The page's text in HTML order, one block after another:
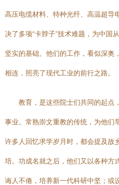
高压电缆材料、特种光纤、高温超导
决了多项“卡脖子”技术难题，为中国
坚实的基础。他们的工作，看似深奥
相连，照亮了现代工业的前行之路。
教育，是这些院士们共同的起点
事业。常熟崇文重教的传统，为他们
许多人回忆求学岁月时，都会提及故
培。功成名就之后，他们又以各种方
诲人不倦，培养新一代科研中坚；或